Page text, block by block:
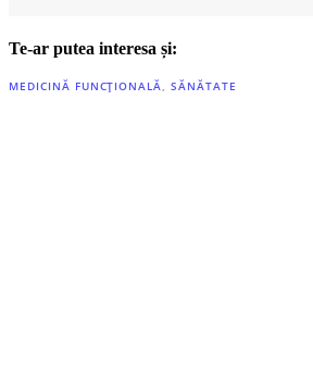
Te-ar putea interesa și:
MEDICINĂ FUNCȚIONALĂ,SĂNĂTATE